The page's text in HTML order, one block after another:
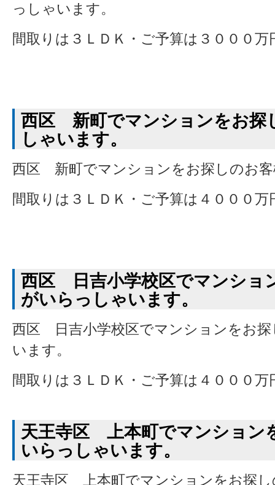
っしゃいます。
間取りは３ＬＤＫ・ご予算は３０００万
西区 新町でマンションをお探
しゃいます。
西区 新町でマンションをお探しのお
間取りは３ＬＤＫ・ご予算は４０００万
西区 日吉小学校区でマンショ
がいらっしゃいます。
西区 日吉小学校区でマンションをお
います。
間取りは３ＬＤＫ・ご予算は４０００万
天王寺区 上本町でマンション
いらっしゃいます。
天王寺区 上本町でマンションをお探